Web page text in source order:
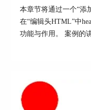
球体呈现掉落、弹
球体掉落的范围超
们还需对弹性路径
本章节将通过一个“添
在“编辑头HTML”中
功能与作用。 案例的
单，相信小伙伴通过